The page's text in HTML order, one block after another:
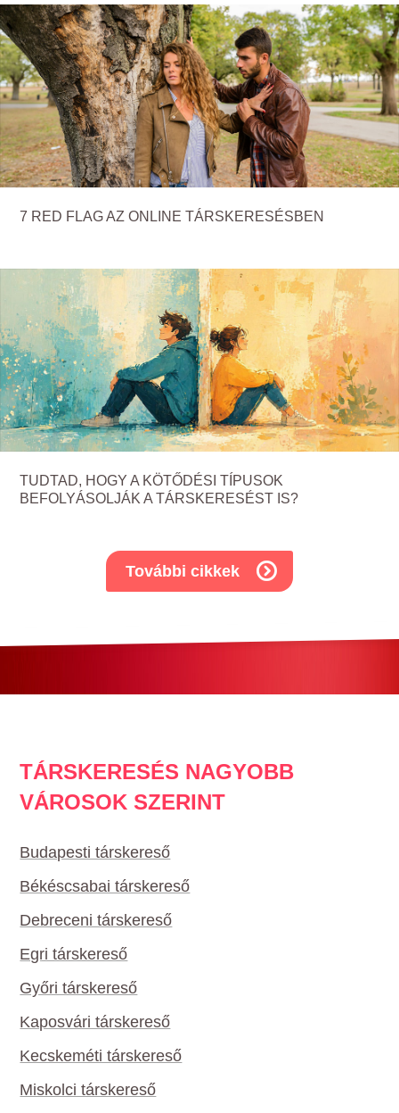
7 RED FLAG AZ ONLINE TÁRSKERESÉSBEN
TUDTAD, HOGY A KÖTŐDÉSI TÍPUSOK
BEFOLYÁSOLJÁK A TÁRSKERESÉST IS?
További cikkek
TÁRSKERESÉS NAGYOBB
VÁROSOK SZERINT
Budapesti társkereső
Békéscsabai társkereső
Debreceni társkereső
Egri társkereső
Győri társkereső
Kaposvári társkereső
Kecskeméti társkereső
Miskolci társkereső